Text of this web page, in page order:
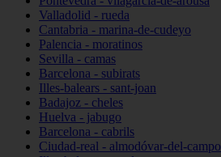
Valladolid - rueda
Cantabria - marina-de-cudeyo
Palencia - moratinos
Sevilla - camas
Barcelona - subirats
Illes-balears - sant-joan
Badajoz - cheles
Huelva - jabugo
Barcelona - cabrils
Ciudad-real - almodóvar-del-campo